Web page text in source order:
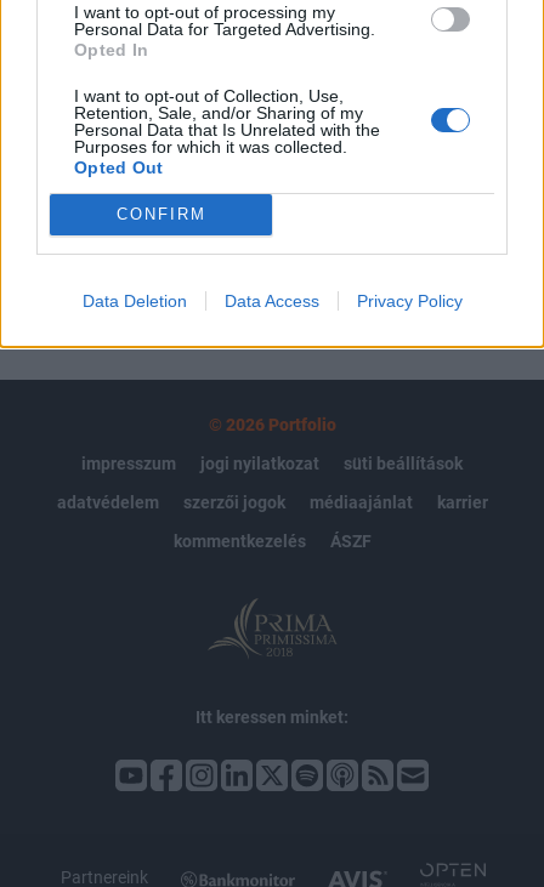
I want to opt-out of processing my
Personal Data for Targeted Advertising.
Opted In
I want to opt-out of Collection, Use,
Retention, Sale, and/or Sharing of my
Personal Data that Is Unrelated with the
Purposes for which it was collected.
Opted Out
CONFIRM
Data Deletion Data Access Privacy Policy
Portfolio.hu teljes cikkarchívum
Kötéslisták: BÉT elmúlt 2 év napon belüli
kötéslistái
Előfizetés
MÁR ELŐFIZETŐNK VAGY?
© 2026 Portfolio
impresszum
jogi nyilatkozat
süti beállítások
adatvédelem
szerzői jogok médiaajánlat
karrier
kommentkezelés
ÁSZF
Itt keressen minket:
Partnereink